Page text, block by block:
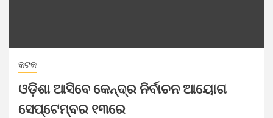
କଟକ
ଓଡ଼ିଶା ଆସିବେ କେନ୍ଦ୍ର ନିର୍ବାଚନ ଆୟୋଗ
ସେପ୍ଟେମ୍ବର ୧୩ରେ